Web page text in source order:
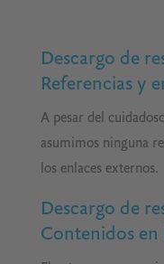
Descargo de
Referencias y
A pesar del
asumimos ninguna
los enlaces externos.
Descargo de
Contenidos en